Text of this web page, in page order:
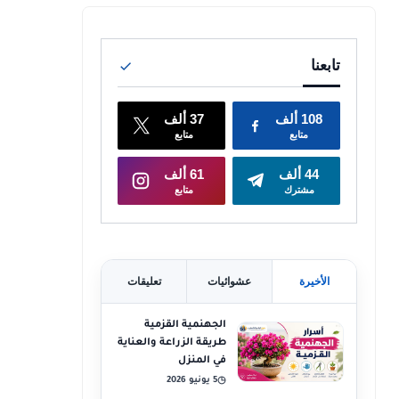
الأخيرة عشوائيات تعليقات
الجهنمية القزمية
طريقة الزراعة والعناية
في المنزل
◷5 يونيو 2026